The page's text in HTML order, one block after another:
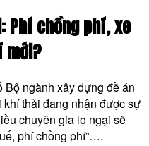
Phí chồng phí, xe
mới?
Bộ ngành xây dựng đề án
thải đang nhận được sự
chuyên gia lo ngại sẽ
phí chồng phí”….